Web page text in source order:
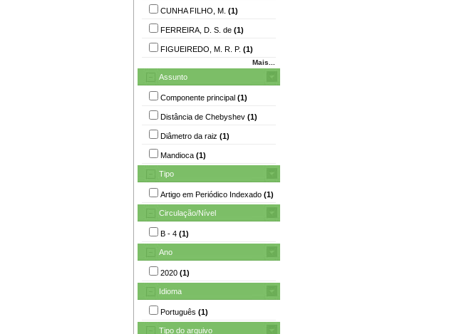
CUNHA FILHO, M. (1)
FERREIRA, D. S. de (1)
FIGUEIREDO, M. R. P. (1)
Mais...
Assunto
Componente principal (1)
Distância de Chebyshev (1)
Diâmetro da raiz (1)
Mandioca (1)
Tipo
Artigo em Periódico Indexado (1)
Circulação/Nível
B - 4 (1)
Ano
2020 (1)
Idioma
Português (1)
Tipo do arquivo